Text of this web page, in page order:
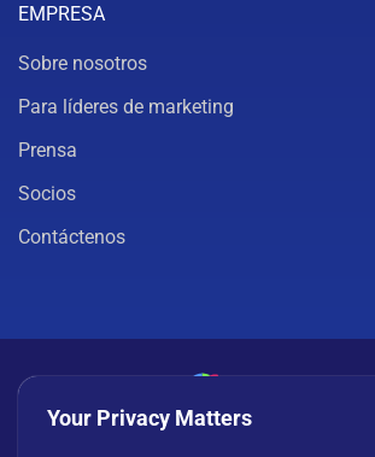
EMPRESA
Sobre nosotros
Para líderes de marketing
Prensa
Socios
Contáctenos
Your Privacy Matters